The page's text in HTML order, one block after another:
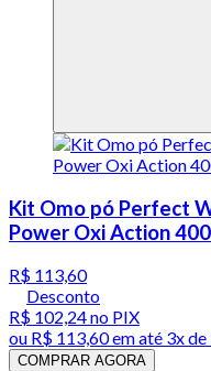
Kit Omo pó Perfect
Power Oxi Action
R$ 113,60
Desconto
R$ 102,24no PIX
ou R$ 113,60em até 3x de
COMPRAR AGORA